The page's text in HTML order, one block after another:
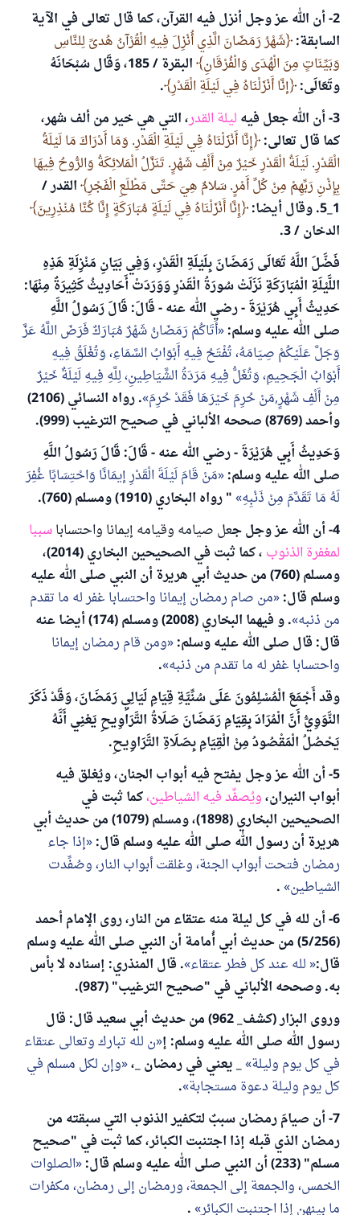
2- أن الله عز وجل أنزل فيه القرآن، كما قال تعالى في الآية
السابقة: شَهْرُ رَمَضَانَ الَّذِي أُنْزِلَ فِيهِ الْقُرْآنُ هُدىً لِلنَّاسِ
وَبَيِّنَاتٍ مِنَ الْهُدَى وَالْفُرْقَانِ
البقرة / 185، وَقَال سُبْحَانَهُ
وتَعَالَى: إنَّا أَنْزَلْنَاهُ فِي لَيْلَةِ الْقَدْرِ .
3- أن الله جعل فيه
ليلة القدر، التي هي خير من ألف شهر،
كما قال تعالى: إِنَّا أَنْزَلْنَاهُ فِي لَيْلَةِ الْقَدْرِ. وَمَا أَدْرَاكَ مَا لَيْلَةُ
الْقَدْرِ. لَيْلَةُ الْقَدْرِ خَيْرٌ مِنْ أَلْفِ شَهْرٍ. تَنَزَّلُ الْمَلائِكَةُ وَالرُّوحُ فِيهَا
بِإِذْنِ رَبِّهِمْ مِنْ كُلِّ أَمْرٍ. سَلامٌ هِيَ حَتَّى مَطْلَعِ الْفَجْرِ القدر /
1_5. وقال أيضا:
إِنَّا أَنْزَلْنَاهُ فِي لَيْلَةٍ مُبَارَكَةٍ إِنَّا كُنَّا مُنْذِرِينَ
الدخان / 3.
فَضَّلَ اللَّهُ تَعَالَى رَمَضَانَ بِلَيْلَةِ الْقَدْرِ، وَفِي بَيَانِ مَنْزِلَةِ هَذِهِ
اللَّيْلَةِ الْمُبَارَكَةِ نَزَلَتْ سُورَةُ الْقَدْرِ وَوَرَدَتْ أَحَادِيثُ كَثِيرَةٌ مِنْهَا:
حَدِيثُ أَبِي هُرَيْرَةَ - رضي الله عنه - قَالَ: قَالَ رَسُولُ اللَّهِ
صلى الله عليه وسلم: أَتَاكُمْ رَمَضَانُ شَهْرٌ مُبَارَكٌ فَرَضَ اللَّهُ عَزَّ
وَجَلَّ عَلَيْكُمْ صِيَامَهُ، تُفْتَحُ فِيهِ أَبْوَابُ السَّمَاءِ، وَتُغْلَقُ فِيهِ
أَبْوَابُ الْجَحِيمِ، وَتُغَلُّ فِيهِ مَرَدَةُ الشَّيَاطِينِ، لِلَّهِ فِيهِ لَيْلَةٌ خَيْرٌ
مِنْ أَلْفِ شَهْرٍ,مَنْ حُرِمَ خَيْرَهَا فَقَدْ حُرِمَ
. رواه النسائي (2106)
وأحمد (8769) صححه الألباني في صحيح الترغيب (999).
وَحَدِيثُ أَبِي هُرَيْرَةَ - رضي الله عنه - قَالَ: قَالَ رَسُولُ اللَّهِ
صلى الله عليه وسلم: مَنْ قَامَ لَيْلَةَ الْقَدْرِ إيمَانًا وَاحْتِسَابًا غُفِرَ
لَهُ مَا تَقَدَّمَ مِنْ ذَنْبِهِ " رواه البخاري (1910) ومسلم (760).
4- أن الله عز وجل ج
عل صيامه وقيامه إيمانا واحتساباسببا
لمغفرة الذنوب
، كما ثبت في الصحيحين البخاري (2014)،
ومسلم (760) من حديث أبي هريرة أن النبي صلى الله عليه
وسلم قال: من صام رمضان إيمانا واحتسابا غفر له ما تقدم
من ذنبه
. و فيهما البخاري (2008) ومسلم (174) أيضا عنه
قال: قال صلى الله عليه وسلم: ومن قام رمضان إيمانا
واحتسابا غفر له ما تقدم من ذنبه .
وقد أَجْمَعَ الْمُسْلِمُونَ عَلَى سُنِّيَّةِ قِيَامِ لَيَالِيِ رَمَضَانَ، وَقَدْ ذَكَرَ
النَّوَوِيُّ أَنَّ الْمُرَادَ بِقِيَامِ رَمَضَانَ صَلَاةُ التَّرَاوِيحِ يَعْنِي أَنَّهُ
يَحْصُلُ الْمَقْصُودُ مِنْ الْقِيَامِ بِصَلَاةِ التَّرَاوِيحِ.
5- أن الله عز وجل يفتح فيه أبواب الجنان، ويُغلق فيه
أبواب النيران،ويُصفِّد فيه الشياطين،كما ثبت في
الصحيحين البخاري (1898)، ومسلم (1079) من حديث أبي
هريرة أن رسول الله صلى الله عليه وسلم قال: إذا جاء
رمضان فتحت أبواب الجنة، وغلقت أبواب النار، وصُفِّدت
الشياطين .
6- أن لله في كل ليلة منه عتقاء من النار، روى الإمام أحمد
(5/256) من حديث أبي أُمامة أن النبي صلى الله عليه وسلم
قال: لله عند كل فطر عتقاء . قال المنذري: إسناده لا بأس
به. وصححه الألباني في "صحيح الترغيب" (987).
وروى البزار (كشف_ 962) من حديث أبي سعيد قال: قال
رسول الله صلى الله عليه وسلم: إ ن لله تبارك وتعالى عتقاء
في كل يوم وليلة _ يعني في رمضان _، وإن لكل مسلم في
كل يوم وليلة دعوة مستجابة .
7- أن صيامَ رمضان سببٌ لتكفير الذنوب التي سبقته من
رمضان الذي قبله إذا اجتنبت الكبائر، كما ثبت في "صحيح
مسلم" (233) أن النبي صلى الله عليه وسلم قال:
الصلوات
الخمس، والجمعة إلى الجمعة، ورمضان إلى رمضان، مكفرات
ما بينهن إذا اجتنبت الكبائر .